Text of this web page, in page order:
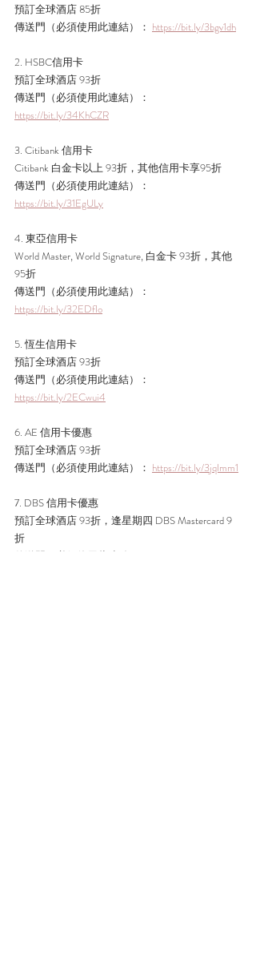
預訂全球酒店 85折
傳送門（必須使用此連結）： https://bit.ly/3bgv1dh
2. HSBC信用卡
預訂全球酒店 93折
傳送門（必須使用此連結）：
https://bit.ly/34KhCZR
3. Citibank 信用卡
Citibank 白金卡以上 93折，其他信用卡享95折
傳送門（必須使用此連結）：
https://bit.ly/31EgULy
4. 東亞信用卡
World Master, World Signature, 白金卡 93折，其他
95折
傳送門（必須使用此連結）：
https://bit.ly/32EDfIo
5. 恆生信用卡
預訂全球酒店 93折
傳送門（必須使用此連結）：
https://bit.ly/2ECwui4
6. AE 信用卡優惠
預訂全球酒店 93折
傳送門（必須使用此連結）： https://bit.ly/3jqImm1
7. DBS 信用卡優惠
預訂全球酒店 93折，逢星期四 DBS Mastercard 9
折
傳送門（必須使用此連結）：